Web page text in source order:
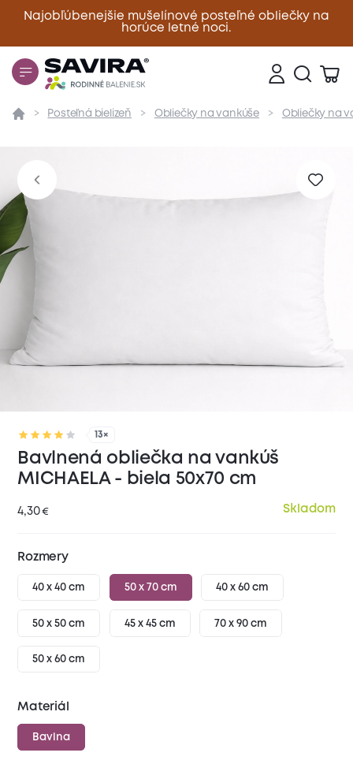
Najobľúbenejšie mušelínové posteľné obliečky na
horúce letné noci.
Zavrieť
Prehľad Parametre Popis produktu
Posteľná bielizeň Obliečky na vankúše Obliečky na
13×
Bavlnená obliečka na vankúš
MICHAELA - biela 50x70 cm
4,30€ Skladom
Rozmery
40 x 40 cm 50 x 70 cm 40 x 60 cm
50 x 50 cm 45 x 45 cm 70 x 90 cm
50 x 60 cm
Materiál
Bavlna